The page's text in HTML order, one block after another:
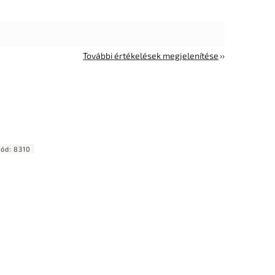
További értékelések megjelenítése
8310